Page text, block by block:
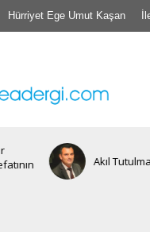
Hürriyet Ege Umut Kaşan
Kadınları